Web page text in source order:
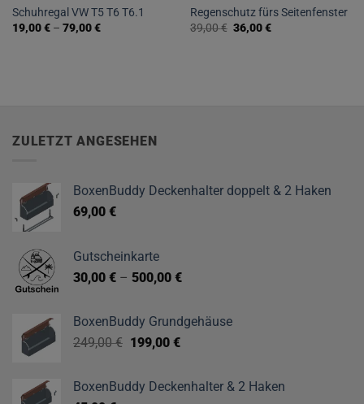
Schuhregal VW T5 T6 T6.1
19,00€– 79,00€
Die
auf
der
Produktseite
werden
Regenschutz fürs Seitenfenster
39,00€ Ursprünglicher
Preis
36,00€Aktueller
ZULETZT ANGESEHEN
BoxenBuddy Deckenhalter doppelt & 2 Haken
69,00 €
Gutscheinkarte
30,00 € – 500,00 €
BoxenBuddy Grundgehäuse
249,00€ Ursprünglicher
249,00 €
199,00 €Aktueller
199,00 €.
BoxenBuddy Deckenhalter & 2 Haken